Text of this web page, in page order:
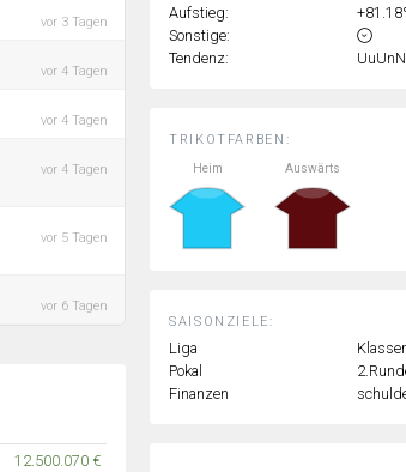
vor 3 Tagen
vor 4 Tagen
vor 4 Tagen
vor 4 Tagen
vor 5 Tagen
vor 6 Tagen
12.500.070 €
TRIKOTFARBEN:
Heim
Auswärts
SAISONZIELE:
Liga
Pokal
Finanzen
Aufstieg:
Sonstige:
Tendenz: